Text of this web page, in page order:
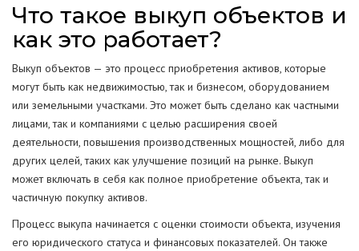
Что такое выкуп объектов и
как это работает?
Выкуп объектов — это процесс приобретения активов, которые
могут быть как недвижимостью, так и бизнесом, оборудованием
или земельными участками. Это может быть сделано как частными
лицами, так и компаниями с целью расширения своей
деятельности, повышения производственных мощностей, либо для
других целей, таких как улучшение позиций на рынке. Выкуп
может включать в себя как полное приобретение объекта, так и
частичную покупку активов.
Процесс выкупа начинается с оценки стоимости объекта, изучения
его юридического статуса и финансовых показателей. Он также